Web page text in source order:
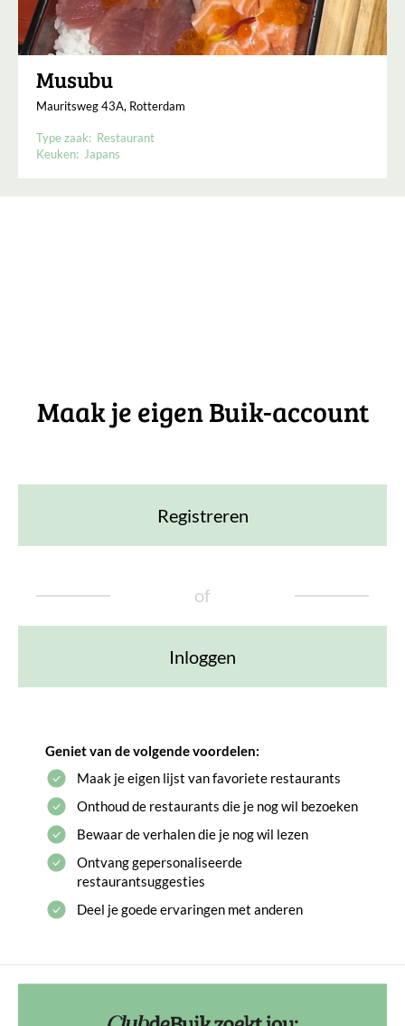
Musubu
Mauritsweg 43A, Rotterdam
Type zaak: Restaurant
Keuken: Japans
Maak je eigen Buik-account
Registreren
of
Inloggen
Geniet van de volgende voordelen:
Maak je eigen lijst van favoriete restaurants
Onthoud de restaurants die je nog wil bezoeken
Bewaar de verhalen die je nog wil lezen
Ontvang gepersonaliseerde
restaurantsuggesties
Deel je goede ervaringen met anderen